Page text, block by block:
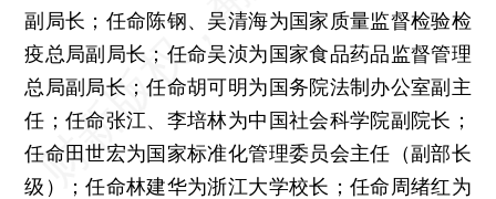
副局长；任命陈钢、吴清海为国家质量监督检验检
疫总局副局长；任命吴浈为国家食品药品监督管理
总局副局长；任命胡可明为国务院法制办公室副主
任；任命张江、李培林为中国社会科学院副院长；
任命田世宏为国家标准化管理委员会主任（副部长
级）；任命林建华为浙江大学校长；任命周绪红为